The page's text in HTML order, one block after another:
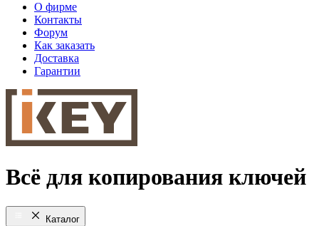
О фирме
Контакты
Форум
Как заказать
Доставка
Гарантии
Всё для копирования ключей
Каталог